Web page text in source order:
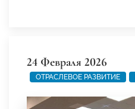
24 Февраля 2026
ОТРАСЛЕВОЕ РАЗВИТИЕ